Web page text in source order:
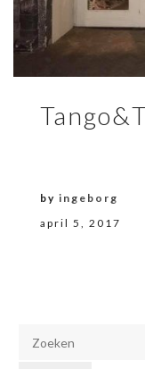
april 5, 2017
by ingeborg